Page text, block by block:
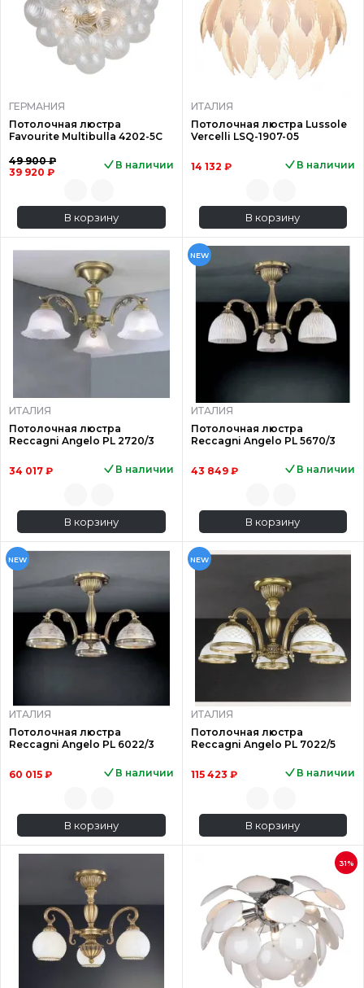
ГЕРМАНИЯ
Потолочная люстра
Favourite Multibulla 4202-5C
49 900 ₽
39 920 ₽
В наличии
В корзину
ИТАЛИЯ
Потолочная люстра Lussole
Vercelli LSQ-1907-05
14 132 ₽ В наличии
В корзину
ИТАЛИЯ
Потолочная люстра
Reccagni Angelo PL 2720/3
34 017 ₽ В наличии
В корзину
NEW
ИТАЛИЯ
Потолочная люстра
Reccagni Angelo PL 5670/3
43 849 ₽ В наличии
В корзину
NEW
ИТАЛИЯ
Потолочная люстра
Reccagni Angelo PL 6022/3
60 015 ₽ В наличии
В корзину
NEW
ИТАЛИЯ
Потолочная люстра
Reccagni Angelo PL 7022/5
115 423 ₽ В наличии
В корзину
31%